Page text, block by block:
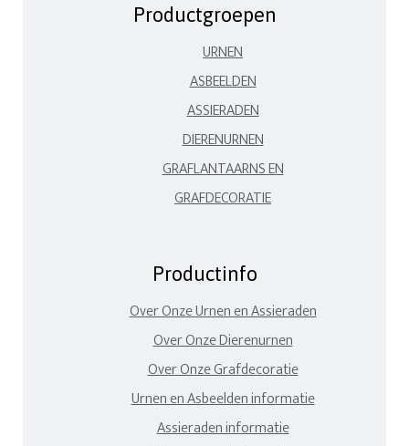
Productgroepen
URNEN
ASBEELDEN
ASSIERADEN
DIERENURNEN
GRAFLANTAARNS EN
GRAFDECORATIE
Productinfo
Over Onze Urnen en Assieraden
Over Onze Dierenurnen
Over Onze Grafdecoratie
Urnen en Asbeelden informatie
Assieraden informatie